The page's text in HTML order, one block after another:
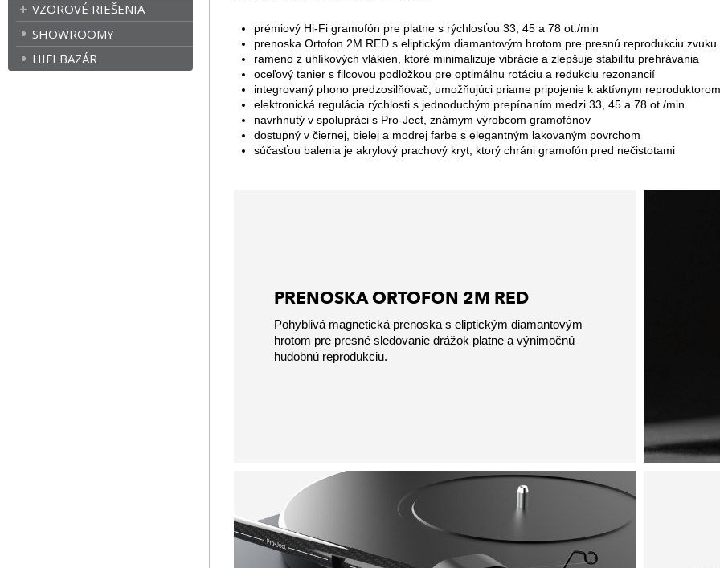
VZOROVÉ RIEŠENIA
SHOWROOMY
HIFI BAZÁR
prémiový Hi-Fi gramofón pre platne s rýchlosťou 33, 45 a 78 ot./min
prenoska Ortofon 2M RED s eliptickým diamantovým hrotom pre presnú reprodukciu zvuku
rameno z uhlíkových vlákien, ktoré minimalizuje vibrácie a zlepšuje stabilitu prehrávania
oceľový tanier s filcovou podložkou pre optimálnu rotáciu a redukciu rezonancií
integrovaný phono predzosilňovač, umožňujúci priame pripojenie k aktívnym reproduktorom
elektronická regulácia rýchlosti s jednoduchým prepínaním medzi 33, 45 a 78 ot./min
navrhnutý v spolupráci s Pro-Ject, známym výrobcom gramofónov
dostupný v čiernej, bielej a modrej farbe s elegantným lakovaným povrchom
súčasťou balenia je akrylový prachový kryt, ktorý chráni gramofón pred nečistotami
PRENOSKA ORTOFON 2M RED
Pohyblivá magnetická prenoska s eliptickým diamantovým
hrotom pre presné sledovanie drážok platne a výnimočnú
hudobnú reprodukciu.